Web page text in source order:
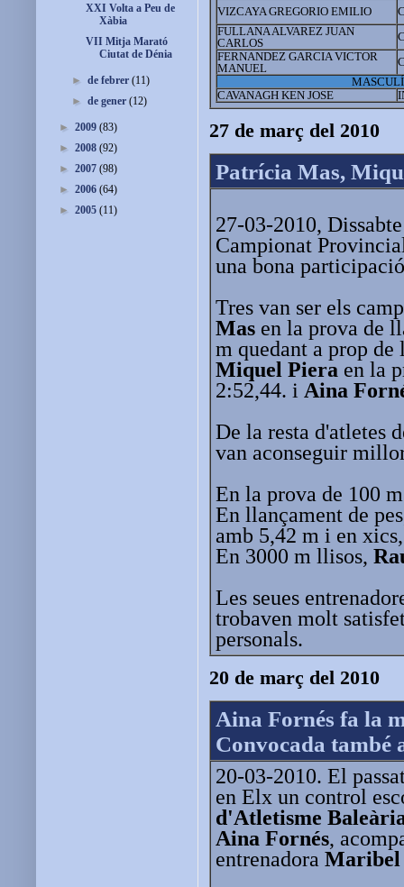
VIZCAYA GREGORIO EMILIO
FULLANA ALVAREZ JUAN
CARLOS
FERNANDEZ GARCIA VICTOR
MANUEL
MASCULÍ
CAVANAGH KEN JOSE
27 de març del 2010
Patrícia Mas,
27-03-2010,
Campionat
una bona
Tres van ser els
Mas en la prova de
m quedant a prop
Miquel Piera en la
2:52,44. i Aina
De la resta d'atletes
van aconseguir
En la prova de 100
En llançament de
amb 5,42 m i en
En 3000 m llisos,
Les seues
trobaven molt
personals.
20 de març del 2010
Aina Fornés fa la
Convocada també
20-03-2010. El
en Elx un control
d'Atletisme
Aina Fornés,
entrenadora
XXI Volta a Peu de
Xàbia
VII Mitja Marató
Ciutat de Dénia
►de febrer(11)
►de gener(12)
► 2009 (83)
► 2008 (92)
► 2007 (98)
► 2006 (64)
► 2005 (11)